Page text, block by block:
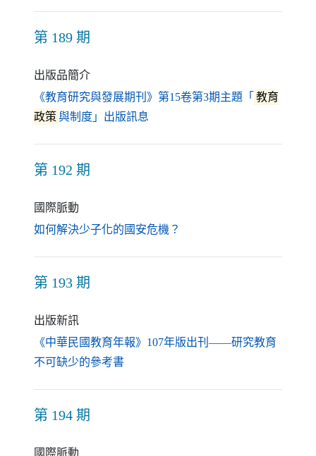
第 189 期
出版品簡介
《教育研究與發展期刊》第15卷第3期主題「 教育
政策 與制度」出版訊息
第 192 期
國際脈動
如何解決少子化的國安危機？
第 193 期
出版新訊
《中華民國教育年報》107年版出刊——研究教育
不可缺少的參考書（另開新視窗）
第 194 期
國際脈動